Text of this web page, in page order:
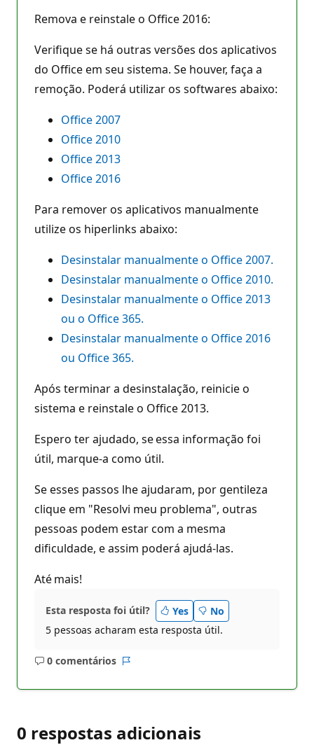
Remova e reinstale o Office 2016:
Verifique se há outras versões dos aplicativos
do Office em seu sistema. Se houver, faça a
remoção. Poderá utilizar os softwares abaixo:
Office 2007
Office 2010
Office 2013
Office 2016
Para remover os aplicativos manualmente
utilize os hiperlinks abaixo:
Desinstalar manualmente o Office 2007.
Desinstalar manualmente o Office 2010.
Desinstalar manualmente o Office 2013
ou o Office 365.
Desinstalar manualmente o Office 2016
ou Office 365.
Após terminar a desinstalação, reinicie o
sistema e reinstale o Office 2013.
Espero ter ajudado, se essa informação foi
útil, marque-a como útil.
Se esses passos lhe ajudaram, por gentileza
clique em "Resolvi meu problema", outras
pessoas podem estar com a mesma
dificuldade, e assim poderá ajudá-las.
Até mais!
Esta resposta foi útil? Yes
No
5 pessoas acharam esta resposta útil.
0 comentários
Sem
0 respostas adicionais